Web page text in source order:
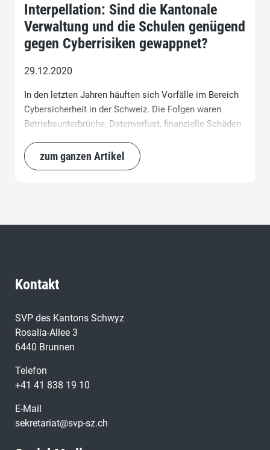
Interpellation: Sind die Kantonale
Verwaltung und die Schulen genügend
gegen Cyberrisiken gewappnet?
29.12.2020
In den letzten Jahren häuften sich Vorfälle im Bereich
Cybersicherheit in der Schweiz. Die Folgen waren
Betriebsunterbrüche, Datenverlust, finanzielle Schäden
Systeme im weiteren Sinne.
zum ganzen Artikel
Kontakt
SVP des Kantons Schwyz
Rosalia-Allee 3
6440 Brunnen
Telefon
+41 41 838 19 10
E-Mail
sekretariat@svp-sz.ch